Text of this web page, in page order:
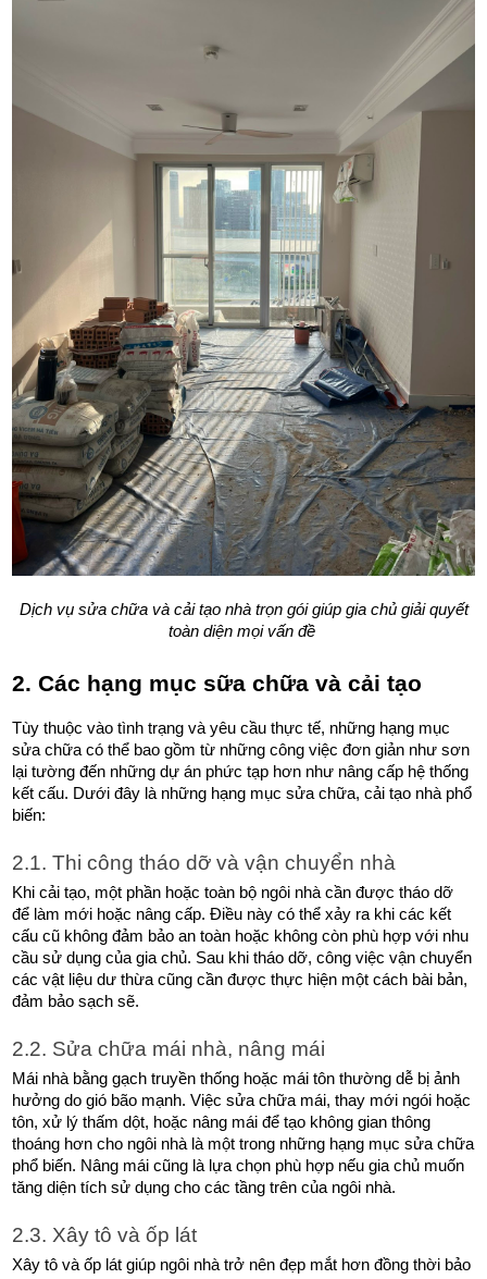
Dịch vụ sửa chữa và cải tạo nhà trọn gói giúp gia chủ giải quyết
toàn diện mọi vấn đề
2. Các hạng mục sữa chữa và cải tạo
Tùy thuộc vào tình trạng và yêu cầu thực tế, những hạng mục
sửa chữa có thể bao gồm từ những công việc đơn giản như sơn
lại tường đến những dự án phức tạp hơn như nâng cấp hệ thống
kết cấu. Dưới đây là những hạng mục sửa chữa, cải tạo nhà phổ
biến:
2.1. Thi công tháo dỡ và vận chuyển nhà
Khi cải tạo, một phần hoặc toàn bộ ngôi nhà cần được tháo dỡ
để làm mới hoặc nâng cấp. Điều này có thể xảy ra khi các kết
cấu cũ không đảm bảo an toàn hoặc không còn phù hợp với nhu
cầu sử dụng của gia chủ. Sau khi tháo dỡ, công việc vận chuyển
các vật liệu dư thừa cũng cần được thực hiện một cách bài bản,
đảm bảo sạch sẽ.
2.2. Sửa chữa mái nhà, nâng mái
Mái nhà bằng gạch truyền thống hoặc mái tôn thường dễ bị ảnh
hưởng do gió bão mạnh. Việc sửa chữa mái, thay mới ngói hoặc
tôn, xử lý thấm dột, hoặc nâng mái để tạo không gian thông
thoáng hơn cho ngôi nhà là một trong những hạng mục sửa chữa
phổ biến. Nâng mái cũng là lựa chọn phù hợp nếu gia chủ muốn
tăng diện tích sử dụng cho các tầng trên của ngôi nhà.
2.3. Xây tô và ốp lát
Xây tô và ốp lát giúp ngôi nhà trở nên đẹp mắt hơn đồng thời bảo